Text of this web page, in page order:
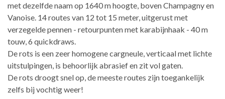
met dezelfde naam op 1640 m hoogte, boven Champagny en
Vanoise. 14 routes van 12 tot 15 meter, uitgerust met
verzegelde pennen - retourpunten met karabijnhaak - 40 m
touw, 6 quickdraws.
De rots is een zeer homogene cargneule, verticaal met lichte
uitstulpingen, is behoorlijk abrasief en zit vol gaten.
De rots droogt snel op, de meeste routes zijn toegankelijk
zelfs bij vochtig weer!